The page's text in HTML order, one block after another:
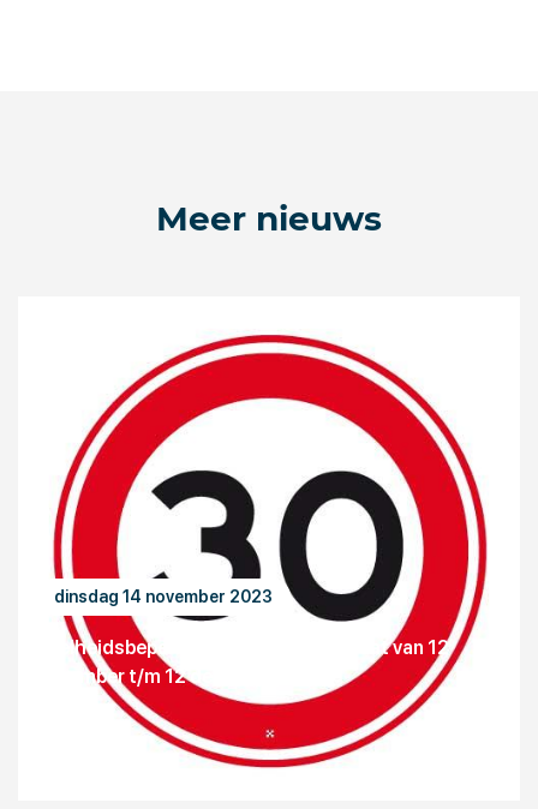
Meer nieuws
dinsdag 14 november 2023
Snelheidsbeperking Phileas Foggstraat van 12
november t/m 12 december 2023